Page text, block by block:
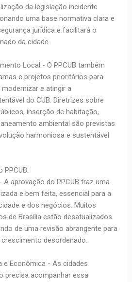
da legislação incidente
uma base normativa clara e
jurídica e facilitará o
da cidade.
Local - O PPCUB também
e projetos prioritários para
modernizar e atingir a
do CUB. Diretrizes sobre
inserção de habitação,
ambiental são previstas
harmoniosa e sustentável
PPCUB:
A aprovação do PPCUB traz uma
e bem feita, essencial para a
e dos negócios. Muitos
de Brasília estão desatualizados
de uma revisão abrangente para
desordenado.
e Econômica - As cidades
precisa acompanhar essa